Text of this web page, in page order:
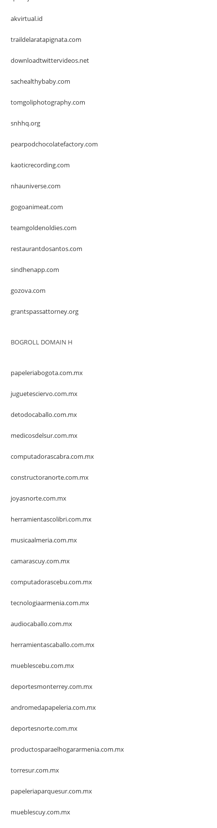
akvirtual.id
traildelaratapignata.com
downloadtwittervideos.net
sachealthybaby.com
tomgoliphotography.com
snhhq.org
pearpodchocolatefactory.com
kaoticrecording.com
nhauniverse.com
gogoanimeat.com
teamgoldenoldies.com
restaurantdosantos.com
sindhenapp.com
gozova.com
grantspassattorney.org
BOGROLL DOMAIN H
papeleriabogota.com.mx
juguetesciervo.com.mx
detodocaballo.com.mx
medicosdelsur.com.mx
computadorascabra.com.mx
constructoranorte.com.mx
joyasnorte.com.mx
herramientascolibri.com.mx
musicaalmeria.com.mx
camarascuy.com.mx
computadorascebu.com.mx
tecnologiaarmenia.com.mx
audiocaballo.com.mx
herramientascaballo.com.mx
mueblescebu.com.mx
deportesmonterrey.com.mx
andromedapapeleria.com.mx
deportesnorte.com.mx
productosparaelhogararmenia.com.mx
torresur.com.mx
papeleriaparquesur.com.mx
mueblescuy.com.mx